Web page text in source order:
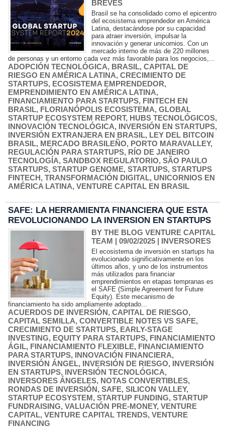
BREVES
Brasil se ha consolidado como el epicentro
del ecosistema emprendedor en América
Latina, destacándose por su capacidad
para atraer inversión, impulsar la
innovación y generar unicornios. Con un
mercado interno de más de 220 millones
de personas y un entorno cada vez más favorable para los negocios,...
ADOPCIÓN TECNOLÓGICA, BRASIL, CAPITAL DE
RIESGO EN AMÉRICA LATINA, CRECIMIENTO DE
STARTUPS, ECOSISTEMA EMPRENDEDOR,
EMPRENDIMIENTO EN AMÉRICA LATINA,
FINANCIAMIENTO PARA STARTUPS, FINTECH EN
BRASIL, FLORIANÓPOLIS ECOSISTEMA, GLOBAL
STARTUP ECOSYSTEM REPORT, HUBS TECNOLÓGICOS,
INNOVACIÓN TECNOLÓGICA, INVERSIÓN EN STARTUPS,
INVERSIÓN EXTRANJERA EN BRASIL, LEY DEL BITCOIN
BRASIL, MERCADO BRASILEÑO, PORTO MARAVALLEY,
REGULACIÓN PARA STARTUPS, RÍO DE JANEIRO
TECNOLOGÍA, SANDBOX REGULATORIO, SÃO PAULO
STARTUPS, STARTUP GENOME, STARTUPS, STARTUPS
FINTECH, TRANSFORMACIÓN DIGITAL, UNICORNIOS EN
AMÉRICA LATINA, VENTURE CAPITAL EN BRASIL
SAFE: LA HERRAMIENTA FINANCIERA QUE ESTA
REVOLUCIONANDO LA INVERSION EN STARTUPS
BY THE BLOG VENTURE CAPITAL
TEAM | 09/02/2025 | INVERSORES
El ecosistema de inversión en startups ha
evolucionado significativamente en los
últimos años, y uno de los instrumentos
más utilizados para financiar
emprendimientos en etapas tempranas es
el SAFE (Simple Agreement for Future
Equity). Este mecanismo de
financiamiento ha sido ampliamente adoptado...
ACUERDOS DE INVERSIÓN, CAPITAL DE RIESGO,
CAPITAL SEMILLA, CONVERTIBLE NOTES VS SAFE,
CRECIMIENTO DE STARTUPS, EARLY-STAGE
INVESTING, EQUITY PARA STARTUPS, FINANCIAMIENTO
ÁGIL, FINANCIAMIENTO FLEXIBLE, FINANCIAMIENTO
PARA STARTUPS, INNOVACIÓN FINANCIERA,
INVERSIÓN ÁNGEL, INVERSIÓN DE RIESGO, INVERSIÓN
EN STARTUPS, INVERSIÓN TECNOLÓGICA,
INVERSORES ÁNGELES, NOTAS CONVERTIBLES,
RONDAS DE INVERSIÓN, SAFE, SILICON VALLEY,
STARTUP ECOSYSTEM, STARTUP FUNDING, STARTUP
FUNDRAISING, VALUACIÓN PRE-MONEY, VENTURE
CAPITAL, VENTURE CAPITAL TRENDS, VENTURE
FINANCING